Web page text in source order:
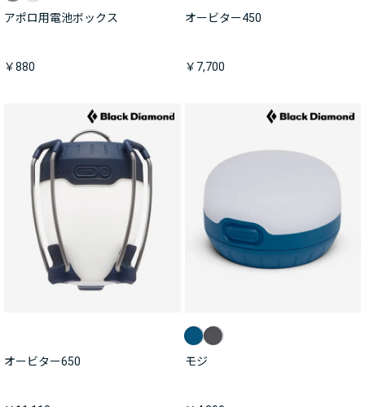
アポロ用電池ボックス
￥880
オービター450
￥7,700
オービター650 モジ